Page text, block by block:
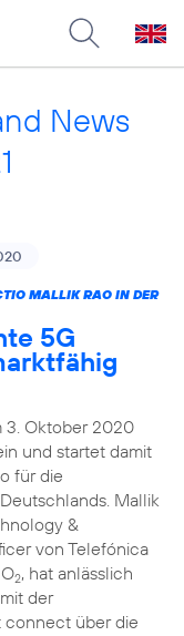
News
MALLIK RAO IN DER
5G
Oktober 2020
und startet damit
für die
Mallik
&
von Telefónica
2, hat anlässlich
der
connect über die